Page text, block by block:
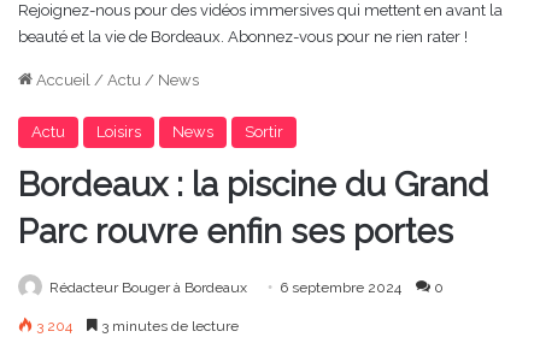
Rejoignez-nous pour des vidéos immersives qui mettent en avant la
beauté et la vie de Bordeaux. Abonnez-vous pour ne rien rater !
Accueil / Actu / News
Actu Loisirs News Sortir
Bordeaux : la piscine du Grand
Parc rouvre enfin ses portes
Rédacteur Bouger à Bordeaux 6 septembre 2024 0
3 204 3 minutes de lecture